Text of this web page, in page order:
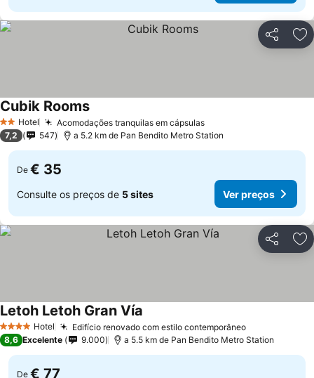
Partilhar
2 Estrelas
Hotel Acomodações tranquilas em cápsulasVer preços
Cubik RoomsVer preços
7,2 547 a 5.2 km de Pan Bendito Metro Station
De € 35
Consulte os preços de 5 sites Ver preços
Partilhar
4 EstrelasHotel Edifício renovado com estilo contemporâneoVer preços
Letoh Letoh Gran Vía
8,6 Excelente 9.000 a 5.5 km de Pan Bendito Metro Station
De € 77